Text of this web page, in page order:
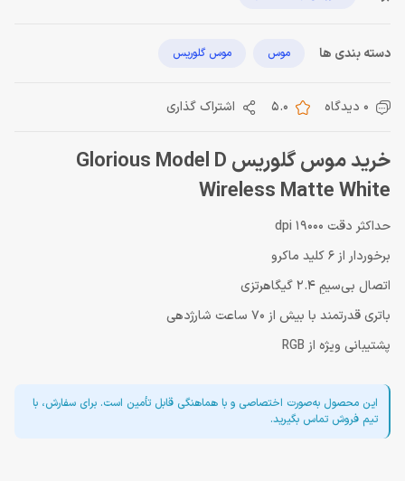
دسته بندی ها موس موس گلوریس
0 دیدگاه 5.0 اشتراک گذاری
خرید موس گلوریس Glorious Model D
Wireless Matte White
حداکثر دقت 19000 dpi
برخوردار از 6 کلید ماکرو
اتصال بی‌سیمِ 2.4 گیگاهرتزی
باتری قدرتمند با بیش از 70 ساعت شارژدهی
پشتیبانی ویژه از RGB
این محصول به‌صورت اختصاصی و با هماهنگی قابل تأمین است. برای سفارش، با
تیم فروش تماس بگیرید.